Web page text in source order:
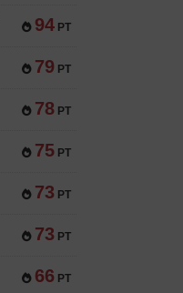
94 PT
79 PT
78 PT
75 PT
73 PT
73 PT
66 PT